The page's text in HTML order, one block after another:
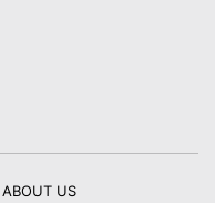
ABOUT US